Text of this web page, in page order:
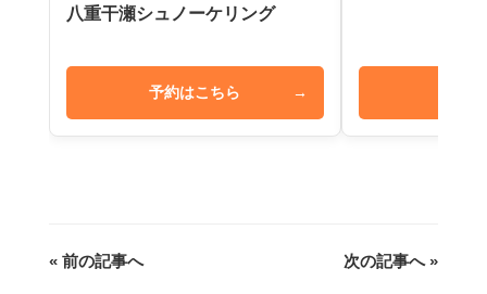
八重干瀬シュノーケリング
予約はこちら →
« 前の記事へ 次の記事へ »